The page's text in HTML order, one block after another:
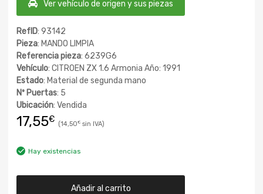
Ver vehículo de origen y sus piezas
RefID: 93142
Pieza: MANDO LIMPIA
Referencia pieza: 6239G6
Vehículo: CITROEN ZX 1.6 Armonia Año: 1991
Estado: Material de segunda mano
Nº Puertas: 5
Ubicación: Vendida
17,55€ 14,50€
Hay existencias
Añadir al carrito